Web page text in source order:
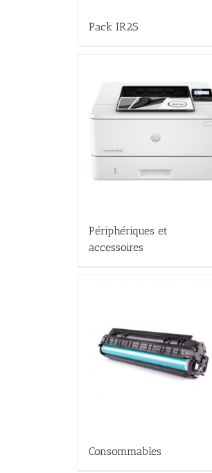
Pack IR2S
Périphériques et
accessoires
Consommables